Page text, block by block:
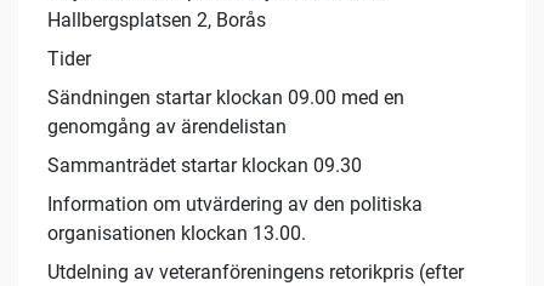
Hallbergsplatsen 2, Borås
Tider
Sändningen startar klockan 09.00 med en
genomgång av ärendelistan
Sammanträdet startar klockan 09.30
Information om utvärdering av den politiska
organisationen klockan 13.00.
Utdelning av veteranföreningens retorikpris (efter